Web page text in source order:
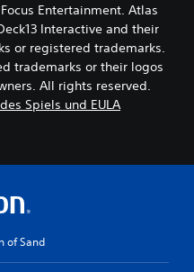
Entertainment. Atlas
Interactive and their
or registered trademarks.
trademarks or their logos
All rights reserved.
Spiels und EULA
of Sand